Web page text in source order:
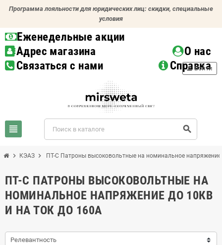
Программа лояльности для юридических лиц: скидки, специальные
условия
Еженедельные акции
Адрес магазина
О нас
Связаться с нами
Справка
view_headline search
person Войти
chevron_right КЭАЗ chevron_right ПТ-С Патроны высоковольтные на номинальное напряжение
ПТ-С ПАТРОНЫ ВЫСОКОВОЛЬТНЫЕ НА
НОМИНАЛЬНОЕ НАПРЯЖЕНИЕ ДО 10КВ
И НА ТОК ДО 160А
Релевантность